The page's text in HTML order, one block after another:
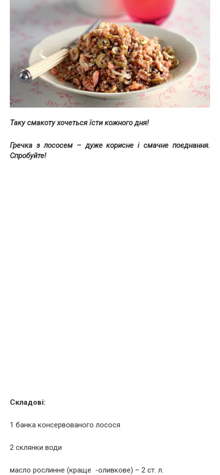
Таку смакоту хочеться їсти кожного дня!
Гречка з лососем – дуже корисне і смачне поєднання.
Спробуйте!
Складові:
1 банка консервованого лосося
2 склянки води
масло рослинне (краще -оливкове) – 2 ст. л.